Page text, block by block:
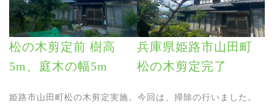
松の木剪定前 樹高
5m、庭木の幅5m
兵庫県姫路市山田町
松の木剪定完了
姫路市山田町松の木剪定実施。今回は、掃除の行いました。